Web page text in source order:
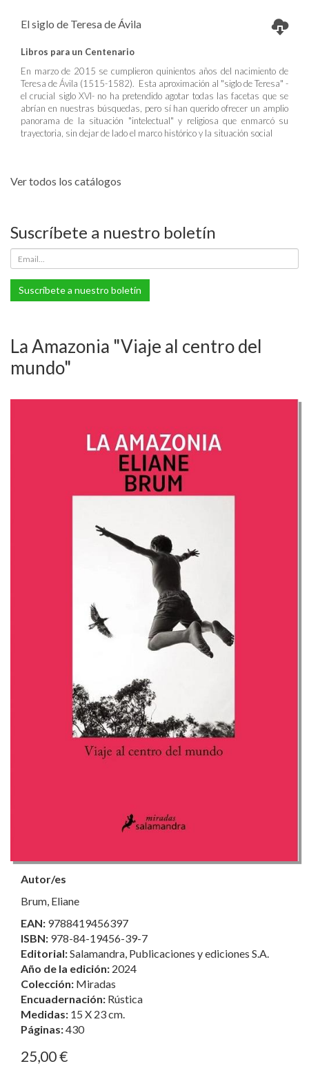
El siglo de Teresa de Ávila
Libros para un Centenario
En marzo de 2015 se cumplieron quinientos años del nacimiento de
Teresa de Ávila (1515-1582). Esta aproximación al "siglo de Teresa" -
el crucial siglo XVI- no ha pretendido agotar todas las facetas que se
abrían en nuestras búsquedas, pero sí han querido ofrecer un amplio
panorama de la situación "intelectual" y religiosa que enmarcó su
trayectoria, sin dejar de lado el marco histórico y la situación social
Ver todos los catálogos
Suscríbete a nuestro boletín
Suscríbete a nuestro boletín
La Amazonia "Viaje al centro del
mundo"
Autor/es
Brum, Eliane
EAN: 9788419456397
ISBN: 978-84-19456-39-7
Editorial:Salamandra, Publicaciones y ediciones S.A.
Año de la edición: 2024
Colección: Miradas
Encuadernación: Rústica
Medidas: 15 X 23 cm.
Páginas:430
25,00 €